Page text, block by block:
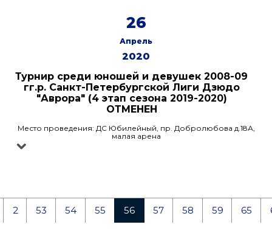
26
Апрель
2020
Турнир среди юношей и девушек 2008-09
гг.р. Санкт-Петербургской Лиги Дзюдо
"Аврора" (4 этап сезона 2019-2020)
ОТМЕНЕН
Место проведения: ДС Юбилейный, пр. Добролюбова д.18А,
малая арена
2 53 54 55 56 57 58 59 65